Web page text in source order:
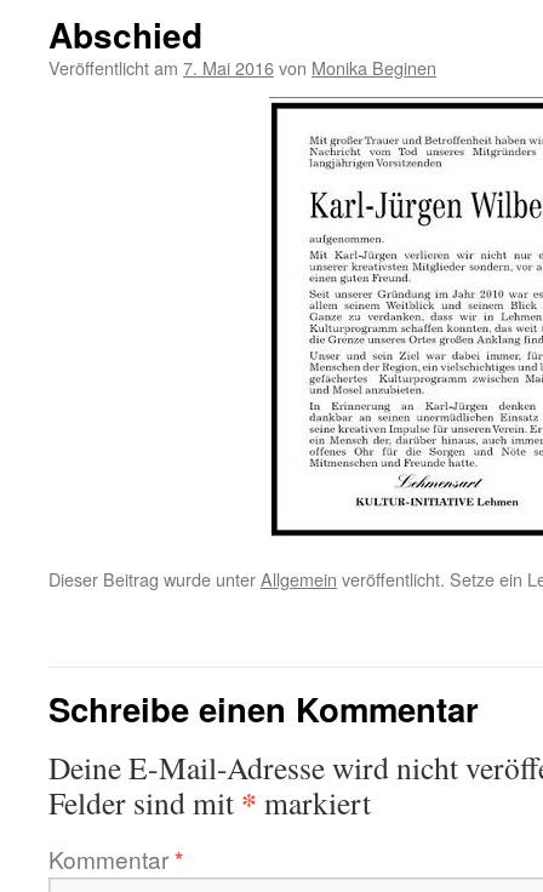
Abschied
Veröffentlicht am 7. Mai 2016von Monika Beginen
Dieser Beitrag wurde unterAllgemein veröffentlicht. Setze ein
Schreibe einen Kommentar
Deine E-Mail-Adresse wird nicht
Felder sind mit * markiert
Kommentar*